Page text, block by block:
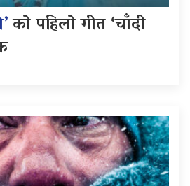
को पहिलो गीत ‘चाँदी